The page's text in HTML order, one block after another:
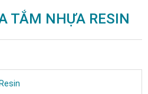
TẮM NHỰA RESIN